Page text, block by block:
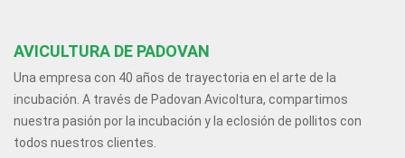
AVICULTURA DE PADOVAN
Una empresa con 40 años de trayectoria en el arte de la
incubación. A través de Padovan Avicoltura, compartimos
nuestra pasión por la incubación y la eclosión de pollitos con
todos nuestros clientes.